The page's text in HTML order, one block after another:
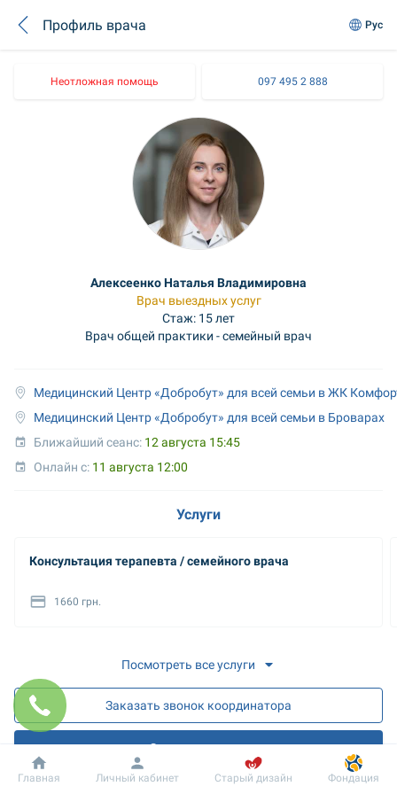
Профиль врача Рус
Неотложная помощь 097 495 2 888
Алексеенко Наталья Владимировна
Врач выездных услуг
Стаж: 15 лет
Врач общей практики - семейный врач
Медицинский Центр «Добробут» для всей семьи в ЖК
Медицинский Центр «Добробут» для всей семьи в Броварах
Ближайший сеанс: 12 августа 15:45
Онлайн с: 11 августа 12:00
Услуги
Консультация терапевта / семейного врача
1660 грн.
Посмотреть все услуги
Заказать звонок координатора
Запись на прием
Добробут Информация Пациенту
Главная Личный кабинет Старый дизайн Фондация